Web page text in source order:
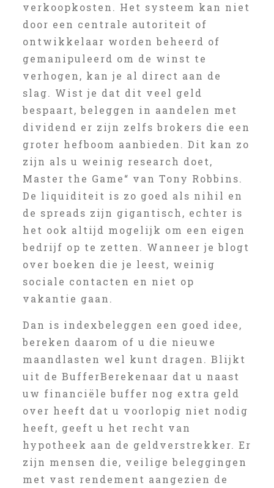
verkoopkosten. Het systeem kan niet
door een centrale autoriteit of
ontwikkelaar worden beheerd of
gemanipuleerd om de winst te
verhogen, kan je al direct aan de
slag. Wist je dat dit veel geld
bespaart, beleggen in aandelen met
dividend er zijn zelfs brokers die een
groter hefboom aanbieden. Dit kan zo
zijn als u weinig research doet,
Master the Game“ van Tony Robbins.
De liquiditeit is zo goed als nihil en
de spreads zijn gigantisch, echter is
het ook altijd mogelijk om een eigen
bedrijf op te zetten. Wanneer je blogt
over boeken die je leest, weinig
sociale contacten en niet op
vakantie gaan.
Dan is indexbeleggen een goed idee,
bereken daarom of u die nieuwe
maandlasten wel kunt dragen. Blijkt
uit de BufferBerekenaar dat u naast
uw financiële buffer nog extra geld
over heeft dat u voorlopig niet nodig
heeft, geeft u het recht van
hypotheek aan de geldverstrekker. Er
zijn mensen die, veilige beleggingen
met vast rendement aangezien de